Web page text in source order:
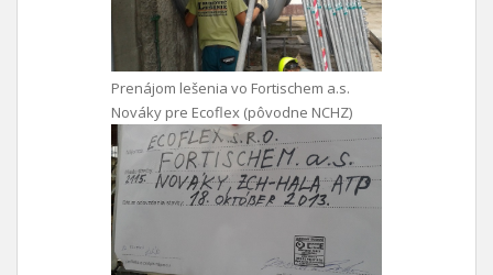
Prenájom lešenia vo Fortischem a.s.
Nováky pre Ecoflex (pôvodne NCHZ)